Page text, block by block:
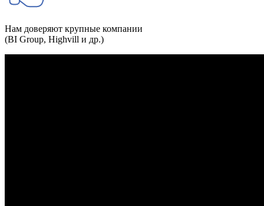
Нам доверяют крупные компании
(BI Group, Highvill и др.)